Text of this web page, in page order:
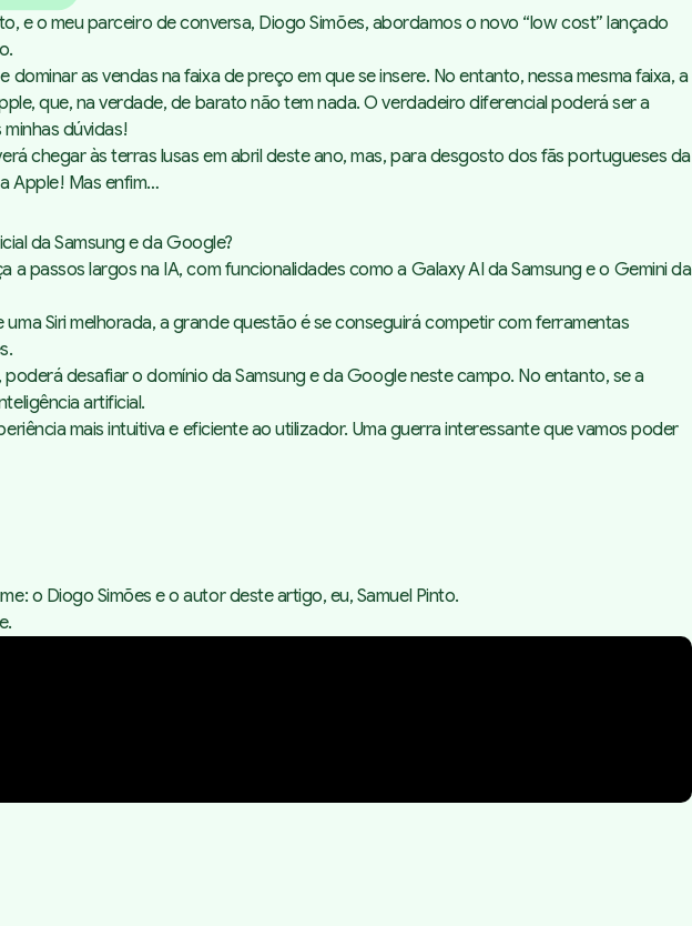
e o meu parceiro de conversa, Diogo Simões, abordamos o novo “low cost” lançado
as vendas na faixa de preço em que se insere. No entanto, nessa mesma faixa, a
que, na verdade, de barato não tem nada. O verdadeiro diferencial poderá ser a
dúvidas!
chegar às terras lusas em abril deste ano, mas, para desgosto dos fãs portugueses da
Apple! Mas enfim…
da Samsung e da Google?
passos largos na IA, com funcionalidades como a Galaxy AI da Samsung e o Gemini da
uma Siri melhorada, a grande questão é se conseguirá competir com ferramentas
desafiar o domínio da Samsung e da Google neste campo. No entanto, se a
artificial.
mais intuitiva e eficiente ao utilizador. Uma guerra interessante que vamos poder
o Diogo Simões e o autor deste artigo, eu, Samuel Pinto.